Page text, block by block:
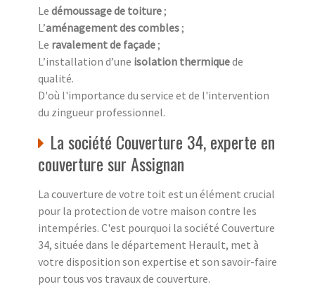
Le démoussage de toiture ;
L’aménagement des combles ;
Le ravalement de façade ;
L’installation d’une isolation thermiquede
qualité.
D'où l'importance du service et de l'intervention
du zingueur professionnel.
La société Couverture 34, experte en
couverture sur Assignan
La couverture de votre toit est un élément crucial
pour la protection de votre maison contre les
intempéries. C'est pourquoi la société Couverture
34, située dans le département Herault, met à
votre disposition son expertise et son savoir-faire
pour tous vos travaux de couverture.